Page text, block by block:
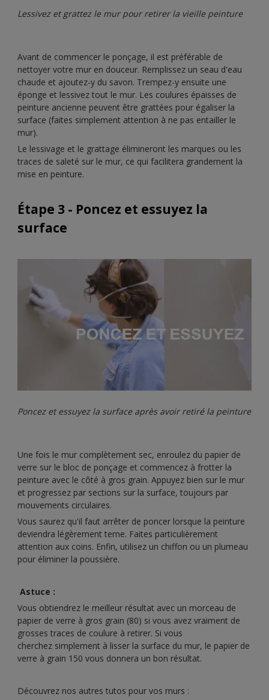
Lessivez et grattez le mur pour retirer la vieille peinture
Avant de commencer le ponçage, il est préférable de
nettoyer votre mur en douceur. Remplissez un seau d'eau
chaude et ajoutez-y du savon. Trempez-y ensuite une
éponge et lessivez tout le mur. Les coulures épaisses de
peinture ancienne peuvent être grattées pour égaliser la
surface (faites simplement attention à ne pas entailler le
mur).
Le lessivage et le grattage élimineront les marques ou les
traces de saleté sur le mur, ce qui facilitera grandement la
mise en peinture.
Étape 3 - Poncez et essuyez la
surface
Poncez et essuyez la surface après avoir retiré la peinture
Une fois le mur complètement sec, enroulez du papier de
verre sur le bloc de ponçage et commencez à frotter la
peinture avec le côté à gros grain. Appuyez bien sur le mur
et progressez par sections sur la surface, toujours par
mouvements circulaires.
Vous saurez qu'il faut arrêter de poncer lorsque la peinture
deviendra légèrement terne. Faites particulièrement
attention aux coins. Enfin, utilisez un chiffon ou un plumeau
pour éliminer la poussière.
Astuce :
Vous obtiendrez le meilleur résultat avec un morceau de
papier de verre à gros grain (80) si vous avez vraiment de
grosses traces de coulure à retirer. Si vous
cherchez simplement à lisser la surface du mur, le papier de
verre à grain 150 vous donnera un bon résultat.
Découvrez nos autres tutos pour vos murs :